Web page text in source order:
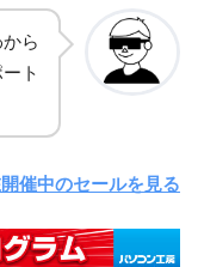
ら
ト
催中のセールを見る